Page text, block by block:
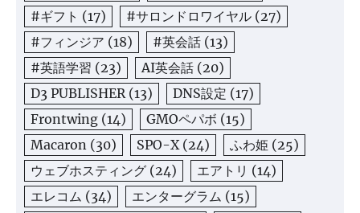
#ギフト (17) #サロンドロワイヤル (27)
#フィンジア (18) #英会話 (13)
#英語学習 (23) AI英会話 (20)
D3 PUBLISHER(13) DNS設定 (17)
Frontwing (14) GMOペパボ (15)
Macaron (30) SPO-X(24) ふわ姫 (25)
ウェブホスティング (24) エアトリ (14)
エレコム (34) エンターグラム (15)